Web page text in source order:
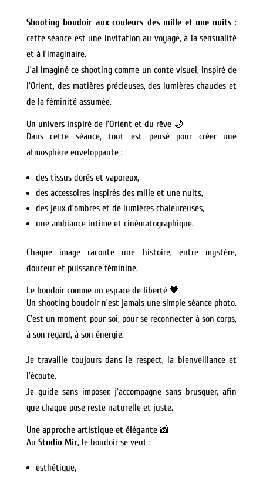
Shooting boudoir aux couleurs des mille et une nuits:
cette séance est une invitation au voyage, à la sensualité
et à l’imaginaire.
J’ai imaginé ce shooting comme un conte visuel, inspiré de
l’Orient, des matières précieuses, des lumières chaudes et
de la féminité assumée.
Un univers inspiré de l’Orient et du rêve 🌙
Dans cette séance, tout est pensé pour créer une
atmosphère enveloppante :
des tissus dorés et vaporeux,
des accessoires inspirés des mille et une nuits,
des jeux d’ombres et de lumières chaleureuses,
une ambiance intime et cinématographique.
Chaque image raconte une histoire, entre mystère,
douceur et puissance féminine.
Le boudoir comme un espace de liberté 🖤
Un shooting boudoir n’est jamais une simple séance photo.
C’est un moment pour soi, pour se reconnecter à son corps,
à son regard, à son énergie.
Je travaille toujours dans le respect, la bienveillance et
l’écoute.
Je guide sans imposer, j’accompagne sans brusquer, afin
que chaque pose reste naturelle et juste.
Une approche artistique et élégante 📸
Au Studio Mir, le boudoir se veut :
esthétique,